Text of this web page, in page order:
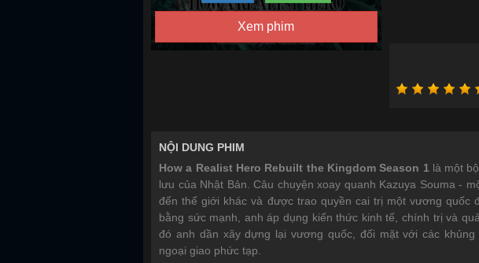
Xem phim
NỘI DUNG PHIM
How a Realist Hero Rebuilt the Kingdom Season 1 là một
lưu của Nhật Bản. Câu chuyện xoay quanh Kazuya Souma -
đến thế giới khác và được trao quyền cai trị một vương quốc
bằng sức mạnh, anh áp dụng kiến thức kinh tế, chính trị và
đó anh dần xây dựng lại vương quốc, đối mặt với các
ngoại giao phức tạp.